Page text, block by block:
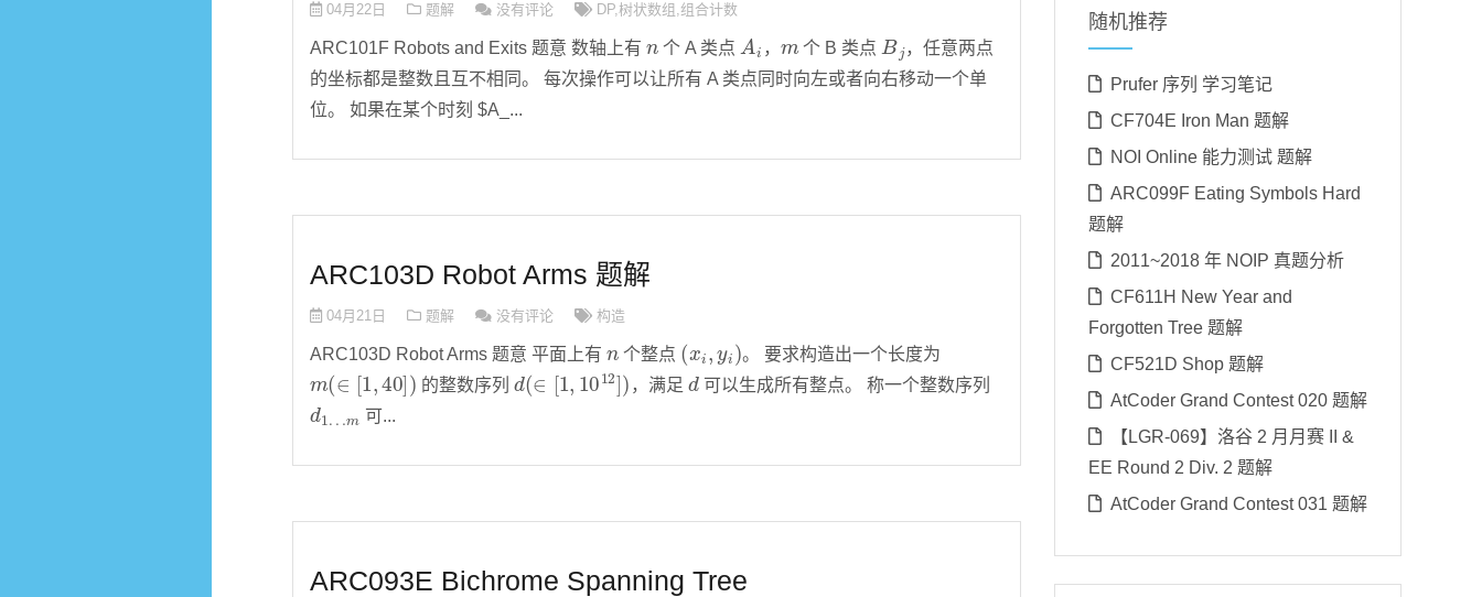
04月22日 题解 没有评论 DP,树状数组 ,组合计数
ARC101F Robots and Exits 题意 数轴上有 个 A 类点
A
， 个 B 类点
Bj
，任意两点
的坐标都是整数且互不相同。 每次操作可以让所有 A 类点同时向左或者向右移动一个单
位。 如果在某个时刻 $A_...
ARC103D Robot Arms 题解
04月21日 题解 没有评论 构造
ARC103D Robot Arms 题意 平面上有 个整点
(
。 要求构造出一个长度为
(∈ [1 40])
的整数序列
d( [1 1012]
，满足
d
可以生成所有整点。 称一个整数序列
d 1…
m
可...
ARC093E Bichrome Spanning Tree
随机推荐
Prufer 序列 学习笔记
CF704E Iron Man 题解
NOI Online 能力测试 题解
ARC099F Eating Symbols Hard
题解
2011~2018 年 NOIP 真题分析
CF611H New Year and
Forgotten Tree 题解
CF521D Shop 题解
AtCoder Grand Contest 020 题解
【LGR-069】洛谷 2 月月赛 II &
EE Round 2 Div. 2 题解
AtCoder Grand Contest 031 题解